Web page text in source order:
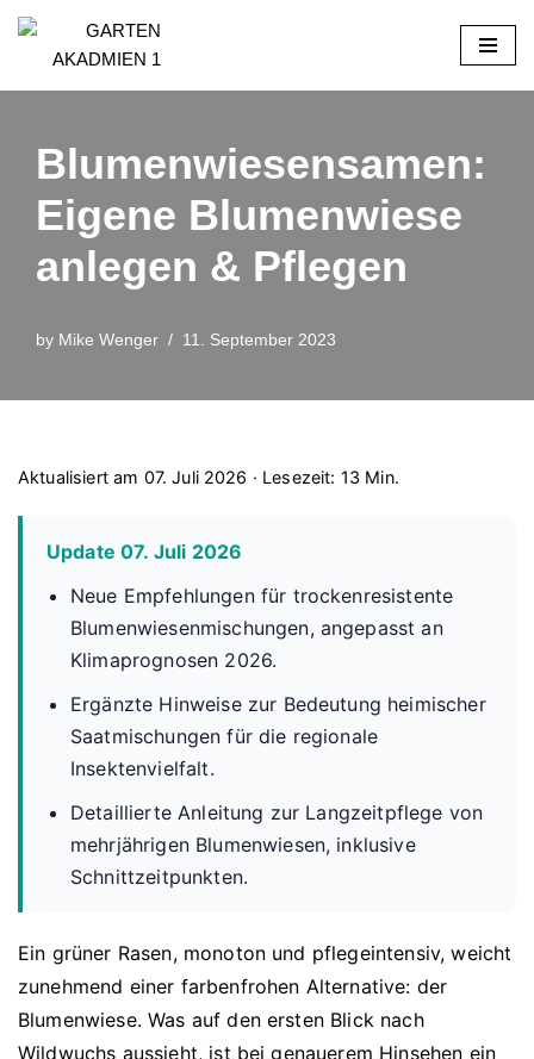
to
Blumenwiesensamen:
Eigene Blumenwiese
anlegen & Pflegen
by Mike Wenger 11. September 2023
Aktualisiert am 07. Juli 2026 · Lesezeit: 13 Min.
Update 07. Juli 2026
Neue Empfehlungen für trockenresistente
Blumenwiesenmischungen, angepasst an
Klimaprognosen 2026.
Ergänzte Hinweise zur Bedeutung heimischer
Saatmischungen für die regionale
Insektenvielfalt.
Detaillierte Anleitung zur Langzeitpflege von
mehrjährigen Blumenwiesen, inklusive
Schnittzeitpunkten.
Ein grüner Rasen, monoton und pflegeintensiv, weicht
zunehmend einer farbenfrohen Alternative: der
Blumenwiese. Was auf den ersten Blick nach
Wildwuchs aussieht, ist bei genauerem Hinsehen ein